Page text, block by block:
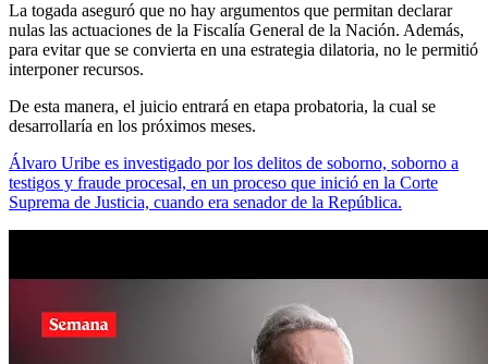
La togada aseguró que no hay argumentos que permitan declarar
nulas las actuaciones de la Fiscalía General de la Nación. Además,
para evitar que se convierta en una estrategia dilatoria, no le permitió
interponer recursos.
De esta manera, el juicio entrará en etapa probatoria, la cual se
desarrollaría en los próximos meses.
Álvaro Uribe es investigado por los delitos de soborno, soborno a
testigos y fraude procesal, en un proceso que inició en la Corte
Suprema de Justicia, cuando era senador de la República.